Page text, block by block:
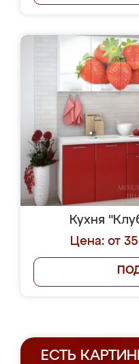
Кухня
Цена: от
ЕСТЬ